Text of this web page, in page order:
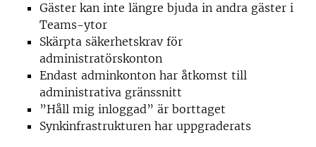
Gäster kan inte längre bjuda in andra gäster i
Teams-ytor
Skärpta säkerhetskrav för
administratörskonton
Endast adminkonton har åtkomst till
administrativa gränssnitt
”Håll mig inloggad” är borttaget
Synkinfrastrukturen har uppgraderats